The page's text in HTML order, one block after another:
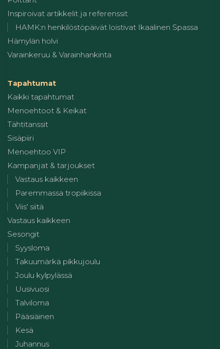
Inspiroivat artikkelit ja referenssit
HAMK:n henkilöstöpäivät loistivat Ikaalinen Spassa
Hämylän holvi
Varainkeruu & Varainhankinta
Tapahtumat
Kaikki tapahtumat
Menoehtoot & Keikat
Tähtitanssit
Sisäpiiri
Menoehtoo VIP
Kampanjat & tarjoukset
Vastaus kaikkeen
Paremmassa tropiikissa
Viis' siitä
Vastaus kaikkeen
Sesongit
Syysloma
Takuumärkä pikkujoulu
Joulu kylpylässä
Uusivuosi
Talviloma
Pääsiäinen
Kesä
Juhannus